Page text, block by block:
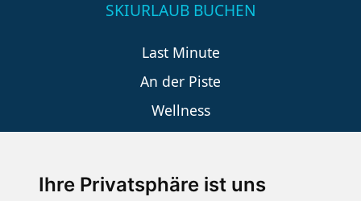
Ihre Privatsphäre ist uns
SKIURLAUB BUCHEN
Last Minute
An der Piste
Wellness
SCHNEEHÖHEN SKI APP